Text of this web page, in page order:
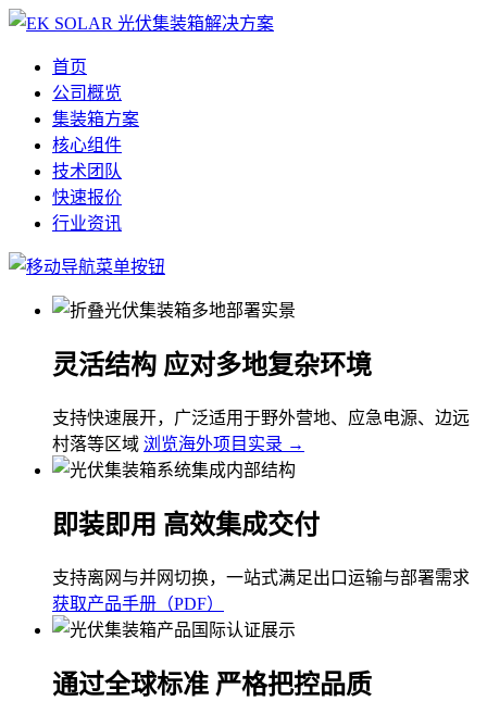
首页
公司概览
集装箱方案
核心组件
技术团队
快速报价
行业资讯
灵活结构 应对多地复杂环境
支持快速展开，广泛适用于野外营地、应急电源、边远
村落等区域 浏览海外项目实录 →
即装即用 高效集成交付
支持离网与并网切换，一站式满足出口运输与部署需求
获取产品手册（PDF）
通过全球标准 严格把控品质